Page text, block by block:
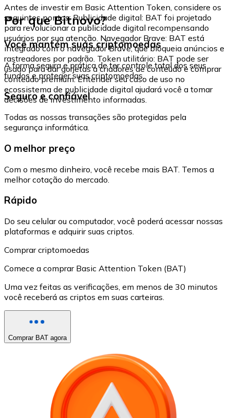
Antes de investir em Basic Attention Token, considere os
seguintes pontos: Publicidade digital: BAT foi projetado
para revolucionar a publicidade digital recompensando
usuários por sua atenção. Navegador Brave: BAT está
integrado com o navegador Brave, que bloqueia anúncios e
rastreadores por padrão. Token utilitário: BAT pode ser
usado para dar gorjetas a criadores de conteúdo e comprar
conteúdo premium. Entender seu caso de uso no
ecossistema de publicidade digital ajudará você a tomar
decisões de investimento informadas.
Por que Bitnovo?
Você mantém suas criptomoedas
A forma segura e prática de ter controle total dos seus
fundos e proteger suas criptomoedas.
Seguro e confiável
Todas as nossas transações são protegidas pela
segurança informática.
O melhor preço
Com o mesmo dinheiro, você recebe mais BAT. Temos a
melhor cotação do mercado.
Rápido
Do seu celular ou computador, você poderá acessar nossas
plataformas e adquirir suas criptos.
Comprar criptomoedas
Comece a comprar Basic Attention Token (BAT)
Uma vez feitas as verificações, em menos de 30 minutos
você receberá as criptos em suas carteiras.
Comprar BAT agora